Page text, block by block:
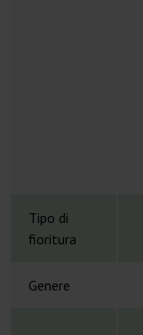
Tipo di
fioritura
Genere